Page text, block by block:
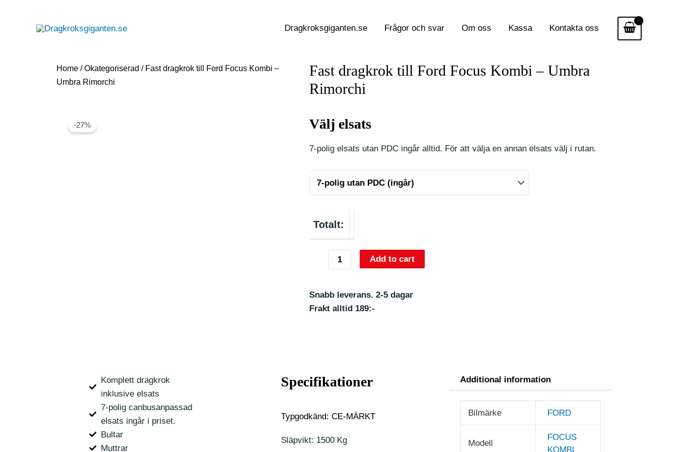
Dragkroksgiganten.se Frågor och svar Om oss Kassa Kontakta oss
Home /Okategoriserad / Fast dragkrok till Ford Focus Kombi –
Umbra Rimorchi
-27%
Fast dragkrok till Ford Focus Kombi – Umbra
Rimorchi
Välj elsats
7-polig elsats utan PDC ingår alltid. För att välja en annan elsats välj i rutan.
Totalt:
Add to cart
Snabb leverans. 2-5 dagar
Frakt alltid 189:-
Komplett dragkrok
inklusive elsats
7-polig canbusanpassad
elsats ingår i priset.
Bultar
Muttrar
Specifikationer
Typgodkänd: CE-MÄRKT
Släpvikt: 1500 Kg
Additional information
Bilmärke FORD
Modell
FOCUS
KOMBI